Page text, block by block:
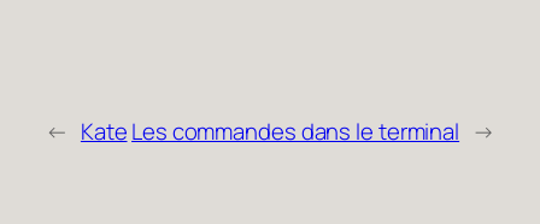
← KateLes commandes dans le terminal →